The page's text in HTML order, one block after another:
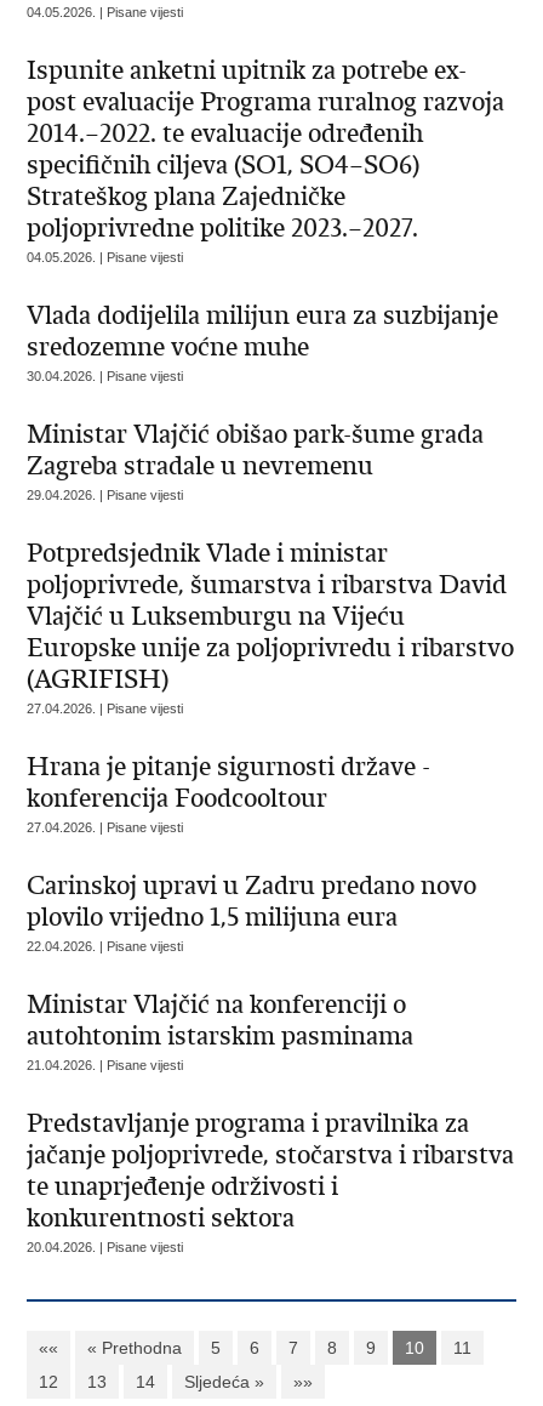
04.05.2026. | Pisane vijesti
Ispunite anketni upitnik za potrebe ex-
post evaluacije Programa ruralnog razvoja
2014.–2022. te evaluacije određenih
specifičnih ciljeva (SO1, SO4–SO6)
Strateškog plana Zajedničke
poljoprivredne politike 2023.–2027.
04.05.2026. | Pisane vijesti
Vlada dodijelila milijun eura za suzbijanje
sredozemne voćne muhe
30.04.2026. | Pisane vijesti
Ministar Vlajčić obišao park-šume grada
Zagreba stradale u nevremenu
29.04.2026. | Pisane vijesti
Potpredsjednik Vlade i ministar
poljoprivrede, šumarstva i ribarstva David
Vlajčić u Luksemburgu na Vijeću
Europske unije za poljoprivredu i ribarstvo
(AGRIFISH)
27.04.2026. | Pisane vijesti
Hrana je pitanje sigurnosti države -
konferencija Foodcooltour
27.04.2026. | Pisane vijesti
Carinskoj upravi u Zadru predano novo
plovilo vrijedno 1,5 milijuna eura
22.04.2026. | Pisane vijesti
Ministar Vlajčić na konferenciji o
autohtonim istarskim pasminama
21.04.2026. | Pisane vijesti
Predstavljanje programa i pravilnika za
jačanje poljoprivrede, stočarstva i ribarstva
te unaprjeđenje održivosti i
konkurentnosti sektora
20.04.2026. | Pisane vijesti
«« « Prethodna 5 6 7 8 9 10
11
12
13 14 Sljedeća » »»